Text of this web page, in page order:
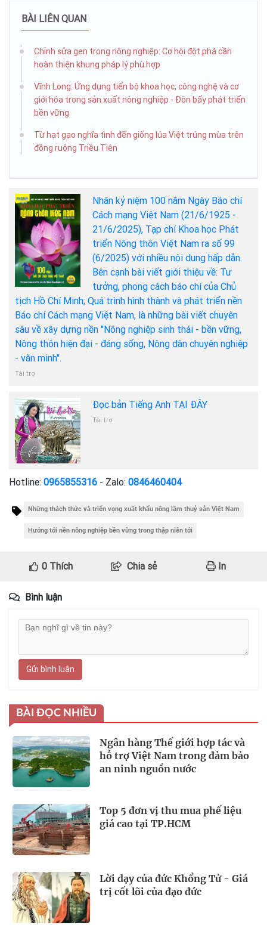
BÀI LIÊN QUAN
Chỉnh sửa gen trong nông nghiệp: Cơ hội đột phá cần
hoàn thiện khung pháp lý phù hợp
Vĩnh Long: Ứng dụng tiến bộ khoa học, công nghệ và cơ
giới hóa trong sản xuất nông nghiệp - Đòn bẩy phát triển
bền vững
Từ hạt gạo nghĩa tình đến giống lúa Việt trúng mùa trên
đồng ruộng Triều Tiên
Nhân kỷ niệm 100 năm Ngày Báo chí
Cách mạng Việt Nam (21/6/1925 -
21/6/2025), Tạp chí Khoa học Phát
triển Nông thôn Việt Nam ra số 99
(6/2025) với nhiều nội dung hấp dẫn.
Bên cạnh bài viết giới thiệu về: Tư
tưởng, phong cách báo chí của Chủ
tịch Hồ Chí Minh; Quá trình hình thành và phát triển nền
Báo chí Cách mạng Việt Nam, là những bài viết chuyên
sâu về xây dựng nền "Nông nghiệp sinh thái - bền vững,
Nông thôn hiện đại - đáng sống, Nông dân chuyên nghiệp
- văn minh".
Tài trợ
Đọc bản Tiếng Anh TẠI ĐÂY
Tài trợ
Hotline: 0965855316 - Zalo: 0846460404
Những thách thức và triển vọng xuất khẩu nông lâm thuỷ sản Việt Nam
Hướng tới nền nông nghiệp bền vững trong thập niên tới
0Thích Chia sẻ In
Bình luận
Gửi bình luận
BÀI ĐỌC NHIỀU
Ngân hàng Thế giới hợp tác và
hỗ trợ Việt Nam trong đảm bảo
an ninh nguồn nước
Top 5 đơn vị thu mua phế liệu
giá cao tại TP.HCM
Lời dạy của đức Khổng Tử - Giá
trị cốt lõi của đạo đức